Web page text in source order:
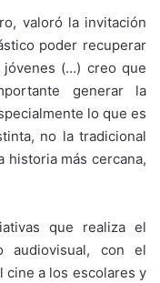
valoró la invitación
poder recuperar
jóvenes (…) creo que
generar la
lo que es
no la tradicional
historia más cercana,
que realiza el
audiovisual, con el
cine a los escolares y